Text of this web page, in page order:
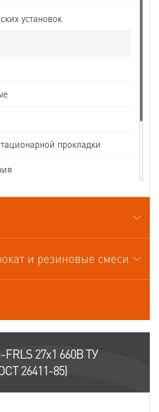
установок
прокладки
и резиновые смеси
27х1 660В ТУ
26411-85)